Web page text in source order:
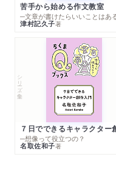
苦手から始める作文教室
─文章が書けたらいいことはあ
津村記久子著
シリーズ・全集
─想像って役立つの？
名取佐和子著